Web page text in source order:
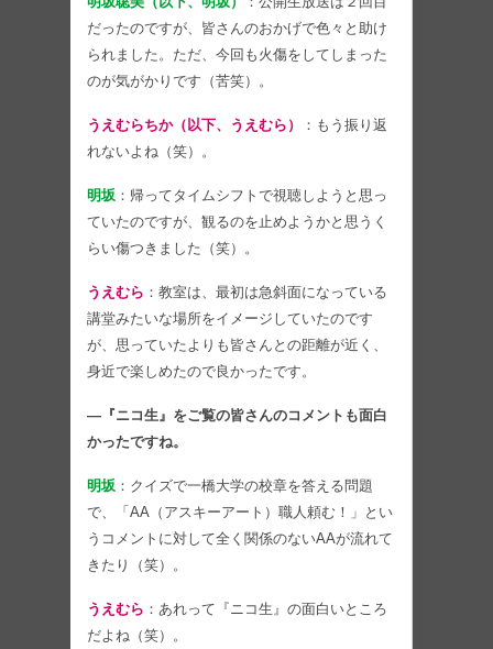
だったのですが、皆さんのおかげで色々と助け
られました。ただ、今回も火傷をしてしまった
のが気がかりです（苦笑）。
うえむらちか（以下、うえむら）
：もう振り返
れないよね（笑）。
明坂 ：帰ってタイムシフトで視聴しようと思っ
ていたのですが、観るのを止めようかと思うく
らい傷つきました（笑）。
うえむら ：教室は、最初は急斜面になっている
講堂みたいな場所をイメージしていたのです
が、思っていたよりも皆さんとの距離が近く、
身近で楽しめたので良かったです。
―『ニコ生』をご覧の皆さんのコメントも面白
かったですね。
明坂 ：クイズで一橋大学の校章を答える問題
で、「AA（アスキーアート）職人頼む！」とい
うコメントに対して全く関係のないAAが流れて
きたり（笑）。
うえむら ：あれって『ニコ生』の面白いところ
だよね（笑）。